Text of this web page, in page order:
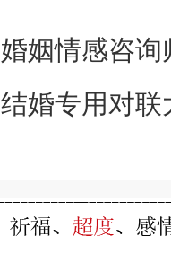
婚姻情感咨询
结婚专用对联